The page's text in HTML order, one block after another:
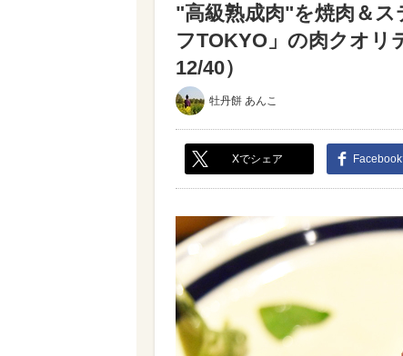
"高級熟成肉"を焼肉＆
フTOKYO」の肉クオリ
12/40）
牡丹餅 あんこ
Xでシェア